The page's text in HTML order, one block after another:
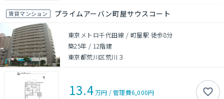
賃貸マンション プライムアーバン町屋サウスコート
東京メトロ千代田線 / 町屋駅 徒歩8分
築25年 / 12階建
東京都荒川区荒川３
13.4万円 /管理費6,000円